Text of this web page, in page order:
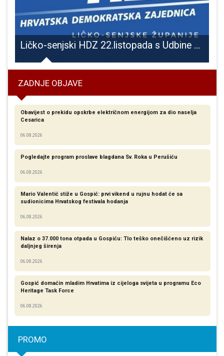
Ličko-senjski HDZ 22.listopada s Udbine kreće u predsjedničku kampanju
ZADNJE OBJAVE
Obavijest o prekidu opskrbe električnom energijom za dio naselja
Cesarica
06.08.2026
Pogledajte program proslave blagdana Sv. Roka u Perušiću
06.08.2026
Mario Valentić stiže u Gospić: prvi vikend u rujnu hodat će sa
sudionicima Hrvatskog festivala hodanja
06.08.2026
Nalaz o 37.000 tona otpada u Gospiću: Tlo teško onečišćeno uz rizik
daljnjeg širenja
06.08.2026
Gospić domaćin mladim Hrvatima iz cijeloga svijeta u programu Eco
Heritage Task Force
06.08.2026
PROMO